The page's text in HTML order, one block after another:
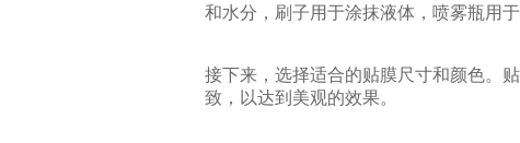
和水分，刷子用于涂抹液体，喷雾瓶用于
接下来，选择适合的贴膜尺寸和颜色。
致，以达到美观的效果。